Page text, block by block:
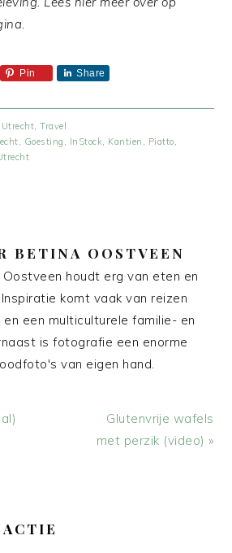
Pin Share
,Travel
, Goesting , InStock, Kantien , Piatto,
BETINA OOSTVEEN
houdt erg van eten en
Inspiratie komt vaak van reizen
een multiculturele familie- en
is fotografie een enorme
van eigen hand.
Volgend
bericht:
Glutenvrije wafels
met perzik (video) »